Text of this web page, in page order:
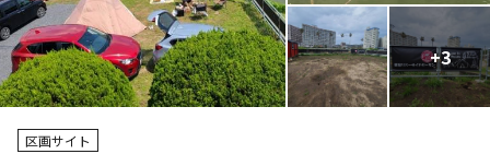
+3
区画サイト
+1
サイト・宿泊施設